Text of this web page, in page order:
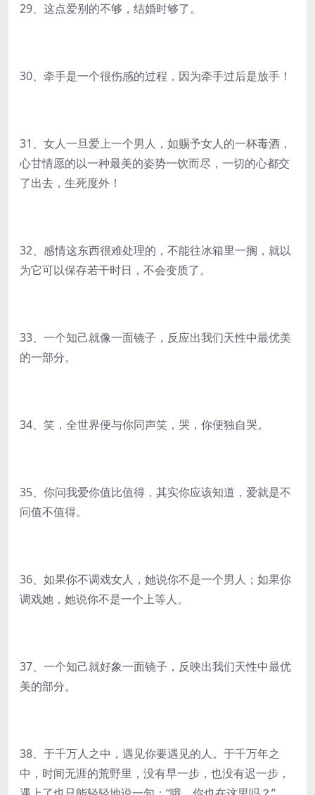
29、这点爱别的不够，结婚时够了。
30、牵手是一个很伤感的过程，因为牵手过后是放手！
31、女人一旦爱上一个男人，如赐予女人的一杯毒酒，
心甘情愿的以一种最美的姿势一饮而尽，一切的心都交
了出去，生死度外！
32、感情这东西很难处理的，不能往冰箱里一搁，就以
为它可以保存若干时日，不会变质了。
33、一个知己就像一面镜子，反应出我们天性中最优美
的一部分。
34、笑，全世界便与你同声笑，哭，你便独自哭。
35、你问我爱你值比值得，其实你应该知道，爱就是不
问值不值得。
36、如果你不调戏女人，她说你不是一个男人；如果你
调戏她，她说你不是一个上等人。
37、一个知己就好象一面镜子，反映出我们天性中最优
美的部分。
38、于千万人之中，遇见你要遇见的人。于千万年之
中，时间无涯的荒野里，没有早一步，也没有迟一步，